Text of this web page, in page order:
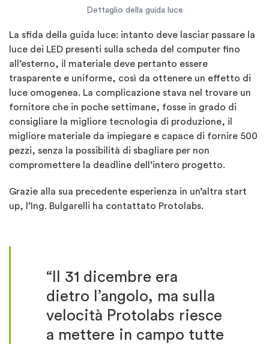
Dettaglio della guida luce
La sfida della guida luce: intanto deve lasciar passare la
luce dei LED presenti sulla scheda del computer fino
all’esterno, il materiale deve pertanto essere
trasparente e uniforme, così da ottenere un effetto di
luce omogenea. La complicazione stava nel trovare un
fornitore che in poche settimane, fosse in grado di
consigliare la migliore tecnologia di produzione, il
migliore materiale da impiegare e capace di fornire 500
pezzi, senza la possibilità di sbagliare per non
compromettere la deadline dell’intero progetto.
Grazie alla sua precedente esperienza in un’altra start
up, l’Ing. Bulgarelli ha contattato Protolabs.
“Il 31 dicembre era
dietro l’angolo, ma sulla
velocità Protolabs riesce
a mettere in campo tutte